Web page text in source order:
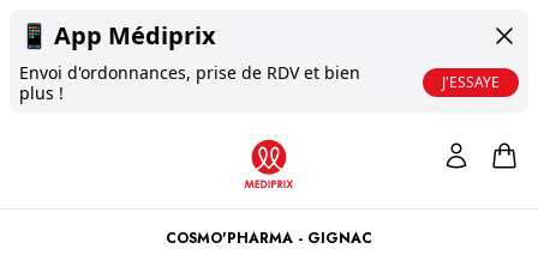
📱 App Médiprix
Envoi d'ordonnances, prise de RDV et bien
plus !
J'ESSAYE
COSMO'PHARMA - GIGNAC